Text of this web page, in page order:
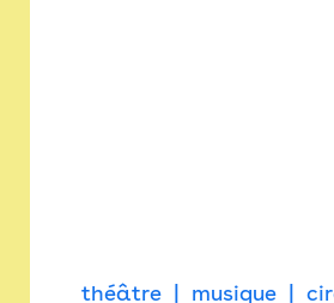
théâtre musique